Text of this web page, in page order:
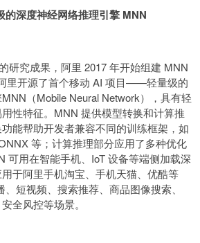
的深度神经网络推理引擎 MNN
研究成果，阿里 2017 年开始组建 MNN
里开源了首个移动 AI 项目——轻量级的
（Mobile Neural Network），具有轻
性特征。MNN 提供模型转换和计算推
能帮助开发者兼容不同的训练框架，如
等；计算推理部分应用了多种优化
可用在智能手机、IoT 设备等端侧加载深
于阿里手机淘宝、手机天猫、优酷等
短视频、搜索推荐、商品图像搜索、
全风控等场景。